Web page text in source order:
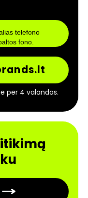
per 4 valandas.